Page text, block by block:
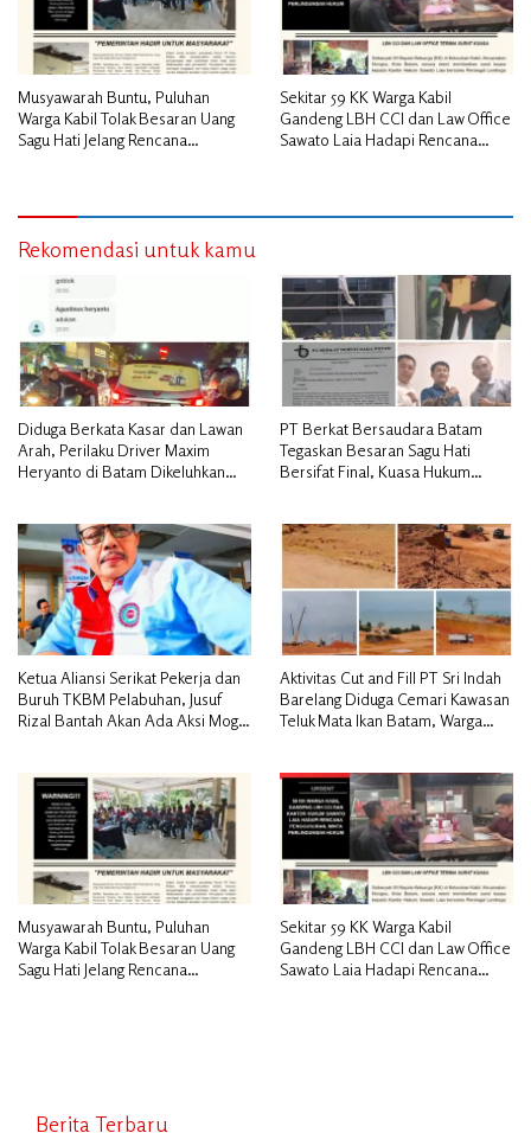
Musyawarah Buntu, Puluhan
Warga Kabil Tolak Besaran Uang
Sagu Hati Jelang Rencana
Sekitar 59 KK Warga Kabil
Gandeng LBH CCI dan Law Office
Sawato Laia Hadapi Rencana
Rekomendasi untuk kamu
Diduga Berkata Kasar dan Lawan
Arah, Perilaku Driver Maxim
Heryanto di Batam Dikeluhkan
PT Berkat Bersaudara Batam
Tegaskan Besaran Sagu Hati
Bersifat Final, Kuasa Hukum
Ketua Aliansi Serikat Pekerja dan
Buruh TKBM Pelabuhan, Jusuf
Rizal Bantah Akan Ada Aksi Mogol
Aktivitas Cut and Fill PT Sri Indah
Barelang Diduga Cemari Kawasan
Teluk Mata Ikan Batam, Warga
Musyawarah Buntu, Puluhan
Warga Kabil Tolak Besaran Uang
Sagu Hati Jelang Rencana
Sekitar 59 KK Warga Kabil
Gandeng LBH CCI dan Law Office
Sawato Laia Hadapi Rencana
Berita Terbaru